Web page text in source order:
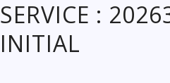
SERVICE :
INITIAL